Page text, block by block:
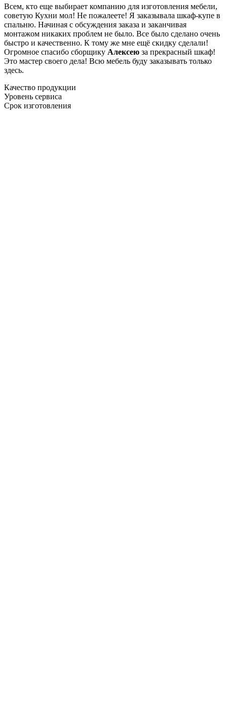
Всем, кто еще выбирает компанию для изготовления мебели,
советую Кухни мол! Не пожалеете! Я заказывала шкаф-купе в
спальню. Начиная с обсуждения заказа и заканчивая
монтажом никаких проблем не было. Все было сделано очень
быстро и качественно. К тому же мне ещё скидку сделали!
Огромное спасибо сборщику Алексею за прекрасный шкаф!
Это мастер своего дела! Всю мебель буду заказывать только
здесь.
Качество продукции
Уровень сервиса
Срок изготовления